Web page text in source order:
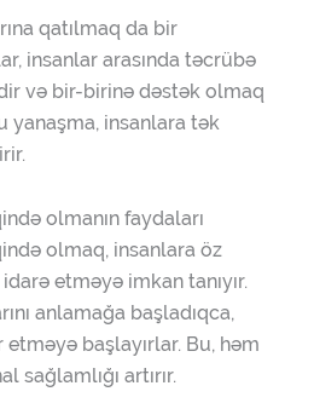
qatılmaq da bir
insanlar arasında təcrübə
və bir-birinə dəstək olmaq
yanaşma, insanlara tək
olmanın faydaları
olmaq, insanlara öz
idarə etməyə imkan tanıyır.
anlamağa başladıqca,
başlayırlar. Bu, həm
sağlamlığı artırır.